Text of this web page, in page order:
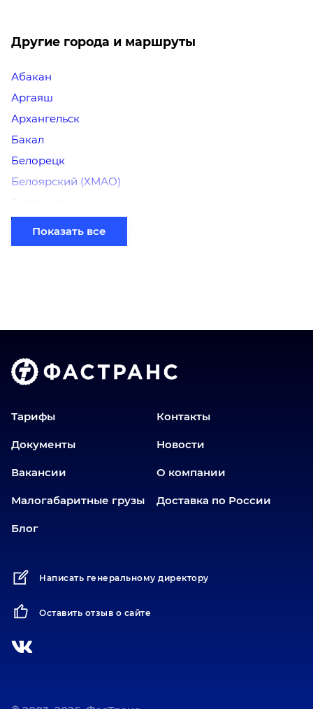
Другие города и маршруты
Абакан
Аргаяш
Архангельск
Бакал
Белорецк
Белоярский (ХМАО)
Березники
Бийск
Братск
Голышманово
Екатеринбург
Еткуль
Златоуст
Иваново
Иркутск
Калининград
Карабаш
Карасук
Катав-Ивановск
Коротчаево
Показать все
Тарифы Контакты
Документы Новости
Вакансии О компании
Малогабаритные грузы Доставка по России
Блог
Написать генеральному директору
Оставить отзыв о сайте